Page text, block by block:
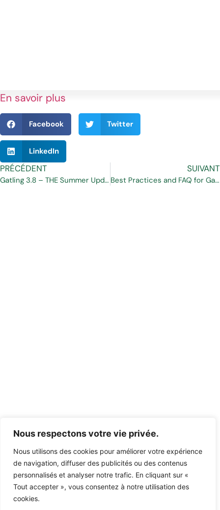
Nous respectons votre vie privée.
Nous utilisons des cookies pour améliorer votre expérience
de navigation, diffuser des publicités ou des contenus
personnalisés et analyser notre trafic. En cliquant sur «
Tout accepter », vous consentez à notre utilisation des
cookies.
En savoir plus
Facebook Twitter
LinkedIn
PRÉCÉDENT
Gatling 3.8 – THE Summer Update
SUIVANT
Best Practices and FAQ for Gatling Enterprise Cloud